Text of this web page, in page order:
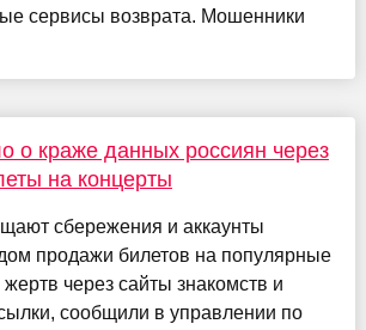
сервисы возврата. Мошенники
о краже данных россиян через
на концерты
сбережения и аккаунты
продажи билетов на популярные
через сайты знакомств и
сообщили в управлении по